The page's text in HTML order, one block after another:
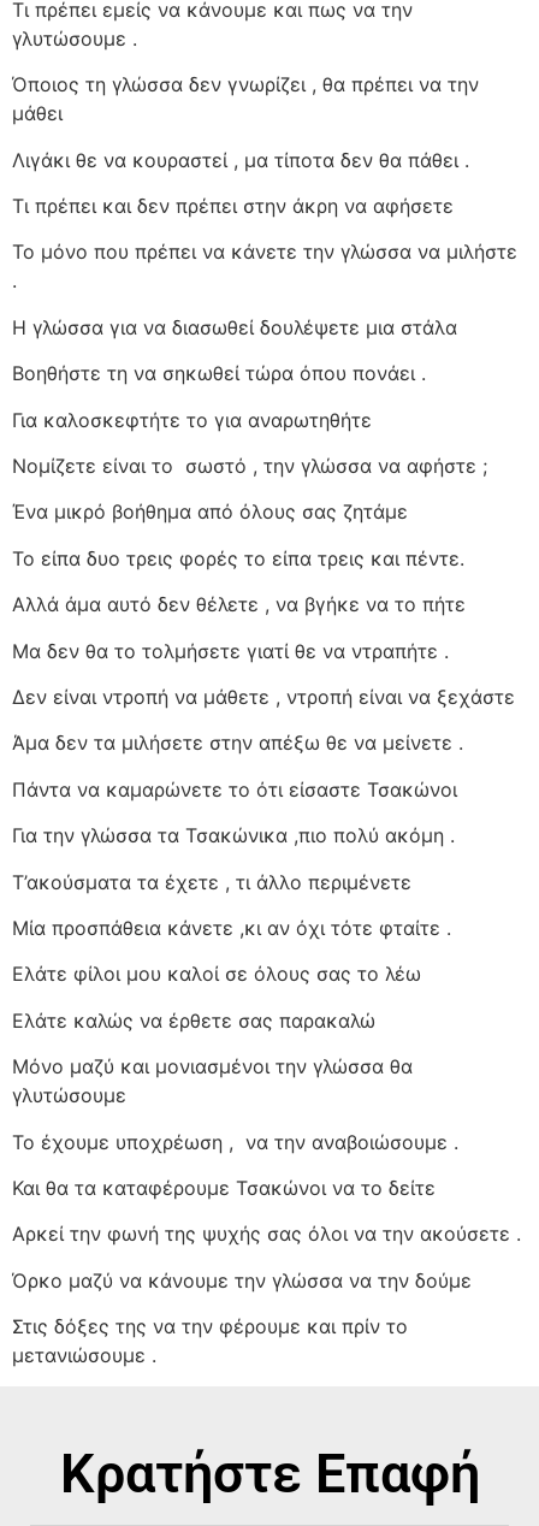
Τι πρέπει εμείς να κάνουμε και πως να την
γλυτώσουμε .
Όποιος τη γλώσσα δεν γνωρίζει , θα πρέπει να την
μάθει
Λιγάκι θε να κουραστεί , μα τίποτα δεν θα πάθει .
Τι πρέπει και δεν πρέπει στην άκρη να αφήσετε
Το μόνο που πρέπει να κάνετε την γλώσσα να μιλήστε
.
Η γλώσσα για να διασωθεί δουλέψετε μια στάλα
Βοηθήστε τη να σηκωθεί τώρα όπου πονάει .
Για καλοσκεφτήτε το για αναρωτηθήτε
Νομίζετε είναι το σωστό , την γλώσσα να αφήστε ;
Ένα μικρό βοήθημα από όλους σας ζητάμε
Το είπα δυο τρεις φορές το είπα τρεις και πέντε.
Αλλά άμα αυτό δεν θέλετε , να βγήκε να το πήτε
Μα δεν θα το τολμήσετε γιατί θε να ντραπήτε .
Δεν είναι ντροπή να μάθετε , ντροπή είναι να ξεχάστε
Άμα δεν τα μιλήσετε στην απέξω θε να μείνετε .
Πάντα να καμαρώνετε το ότι είσαστε Τσακώνοι
Για την γλώσσα τα Τσακώνικα ,πιο πολύ ακόμη .
Τ’ακούσματα τα έχετε , τι άλλο περιμένετε
Μία προσπάθεια κάνετε ,κι αν όχι τότε φταίτε .
Ελάτε φίλοι μου καλοί σε όλους σας το λέω
Ελάτε καλώς να έρθετε σας παρακαλώ
Μόνο μαζύ και μονιασμένοι την γλώσσα θα
γλυτώσουμε
Το έχουμε υποχρέωση , να την αναβοιώσουμε .
Και θα τα καταφέρουμε Τσακώνοι να το δείτε
Αρκεί την φωνή της ψυχής σας όλοι να την ακούσετε .
Όρκο μαζύ να κάνουμε την γλώσσα να την δούμε
Στις δόξες της να την φέρουμε και πρίν το
μετανιώσουμε .
Κρατήστε Επαφή